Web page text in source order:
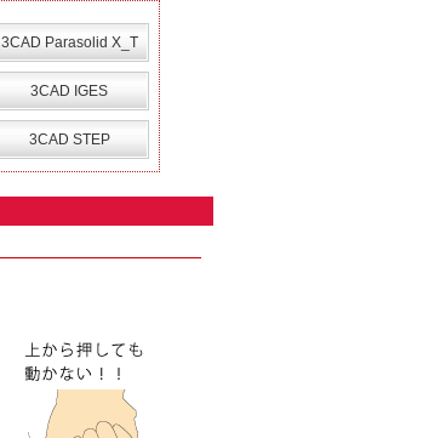
3CAD Parasolid X_T
3CAD IGES
3CAD STEP